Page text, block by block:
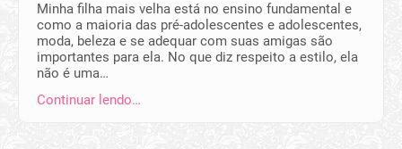
Minha filha mais velha está no ensino fundamental e
como a maioria das pré-adolescentes e adolescentes,
moda, beleza e se adequar com suas amigas são
importantes para ela. No que diz respeito a estilo, ela
não é uma…
Continuar lendo…